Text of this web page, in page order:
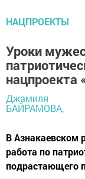
НАЦПРОЕКТЫ
Уроки
нацпроекта
Джамиля
БАЙРАМОВА,
В Азнакаевском
работа по
подрастающего